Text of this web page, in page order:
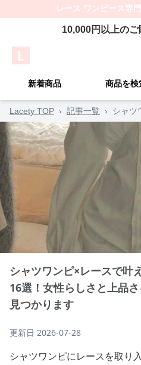
レース ワンピース専
10,000円以上のご
新着商品 商品を検
Lacety TOP › 記事一覧 › シャツ
シャツワンピ×レースで叶
16選！女性らしさと上品
見つかります
更新日 2026-07-28
シャツワンピにレースを取り